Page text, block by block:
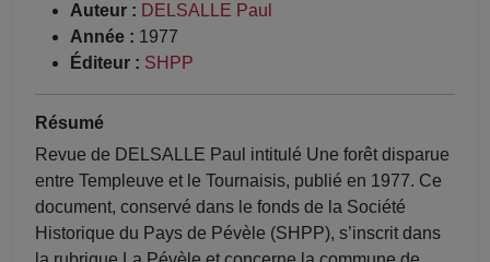
Auteur : DELSALLE Paul
Année : 1977
Éditeur : SHPP
Résumé
Revue de DELSALLE Paul intitulé Une forêt disparue
entre Templeuve et le Tournaisis, publié en 1977. Ce
document, conservé dans le fonds de la Société
Historique du Pays de Pévèle (SHPP), s’inscrit dans